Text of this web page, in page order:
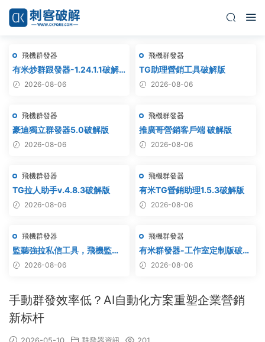
飛機群發器
有米炒群跟發器-1.24.1.1破解
版 2026-08-06
飛機群發器
TG助理營銷工具破解版
2026-08-06
飛機群發器
豪迪獨立群發器5.0破解版
2026-08-06
飛機群發器
推廣哥營銷客戶端 破解版
2026-08-06
飛機群發器
TG拉人助手v.4.8.3破解版
2026-08-06
飛機群發器
有米TG營銷助理1.5.3破解版
2026-08-06
飛機群發器
監聽強拉私信工具，飛機監
聽，飛機監聽強拉，飛機監聽
2026-08-06
飛機群發器
有米群發器-工作室定制版破解
版 2026-08-06
手動群發效率低？AI自動化方案重塑企業營銷
新标杆